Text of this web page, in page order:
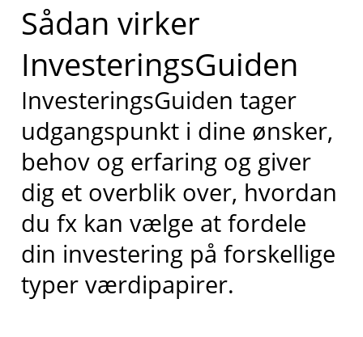
Sådan virker
InvesteringsGuiden
InvesteringsGuiden tager
udgangspunkt i dine ønsker,
behov og erfaring og giver
dig et overblik over, hvordan
du fx kan vælge at fordele
din investering på forskellige
typer værdipapirer.